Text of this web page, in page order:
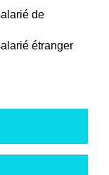
de
étranger